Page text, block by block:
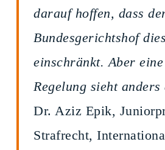
darauf hoffen, dass
Bundesgerichtshof
einschränkt. Aber
Regelung sieht anders
Dr. Aziz Epik,
Strafrecht,